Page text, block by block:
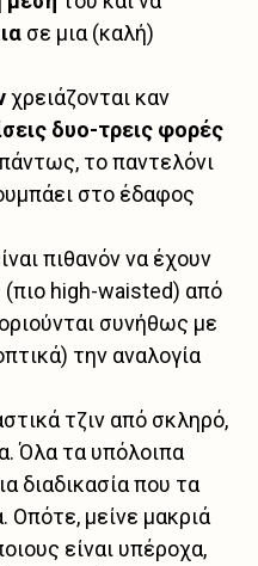
σε μια (καλή)
χρειάζονται καν
δυο-τρεις φορές
το παντελόνι
στο έδαφος
πιθανόν να έχουν
(πιο high-waisted) από
συνήθως με
την αναλογία
τζιν από σκληρό,
Όλα τα υπόλοιπα
διαδικασία που τα
Οπότε, μείνε μακριά
είναι υπέροχα,